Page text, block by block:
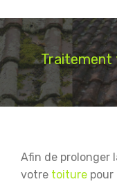
Traitement
Afin de prolonger
votre toiture pour